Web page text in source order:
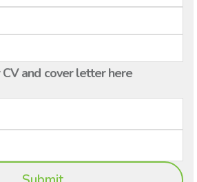
and cover letter here